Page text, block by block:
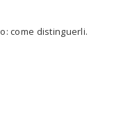
come distinguerli.